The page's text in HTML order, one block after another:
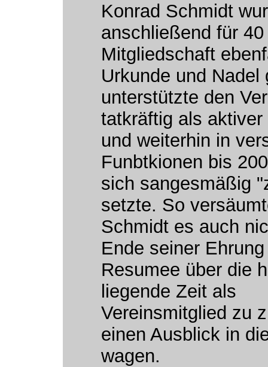
Konrad Schmidt
anschließend für
Mitgliedschaft
Urkunde und Nadel
unterstützte den
tatkräftig als aktiver
und weiterhin in
Funbtkionen bis
sich sangesmäßig
setzte. So
Schmidt es auch
Ende seiner
Resumee über die
liegende Zeit als
Vereinsmitglied zu
einen Ausblick in
wagen.